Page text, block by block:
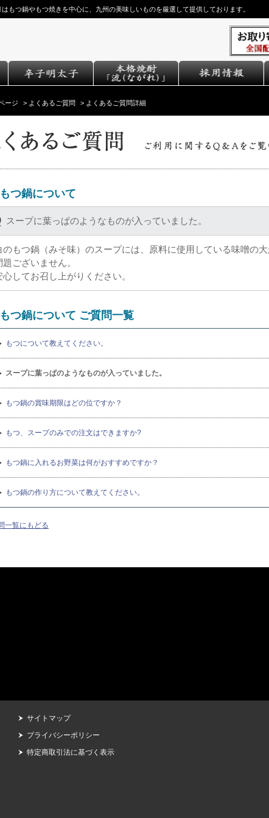
はもつ鍋やもつ焼きを中心に、九州の美味しいものを厳選して提供しております。
ージ > よくあるご質問 > よくあるご質問詳細
もつ鍋について
スープに葉っぱのようなものが入っていました。
のもつ鍋（みそ味）のスープには、原料に使用している味噌の
題ございません。
心してお召し上がりください。
もつ鍋について ご質問一覧
もつについて教えてください。
スープに葉っぱのようなものが入っていました。
もつ鍋の賞味期限はどの位ですか？
もつ、スープのみでの注文はできますか?
もつ鍋に入れるお野菜は何がおすすめですか？
もつ鍋の作り方について教えてください。
一覧にもどる
サイトマップ
プライバシーポリシー
特定商取引法に基づく表示